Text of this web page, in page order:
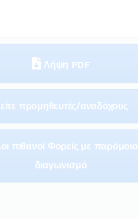
Λήψη PDF
προμηθευτές/αναδόχους
πιθανοί Φορείς με παρόμοιο
διαγωνισμό